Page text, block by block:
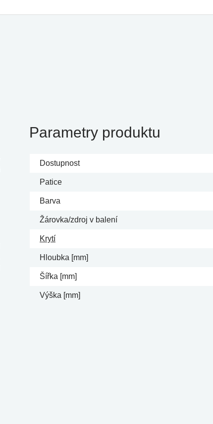
Parametry produktu
Dostupnost
Patice
Barva
Žárovka/zdroj v balení
Krytí
Hloubka [mm]
Šířka [mm]
Výška [mm]